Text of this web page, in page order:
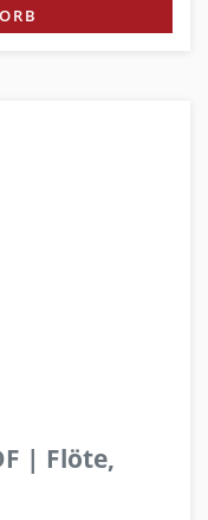
| Flöte,